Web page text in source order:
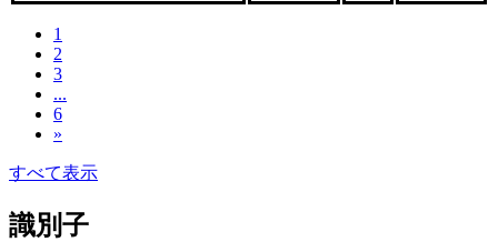
1
2
3
...
6
»
すべて表示
識別子